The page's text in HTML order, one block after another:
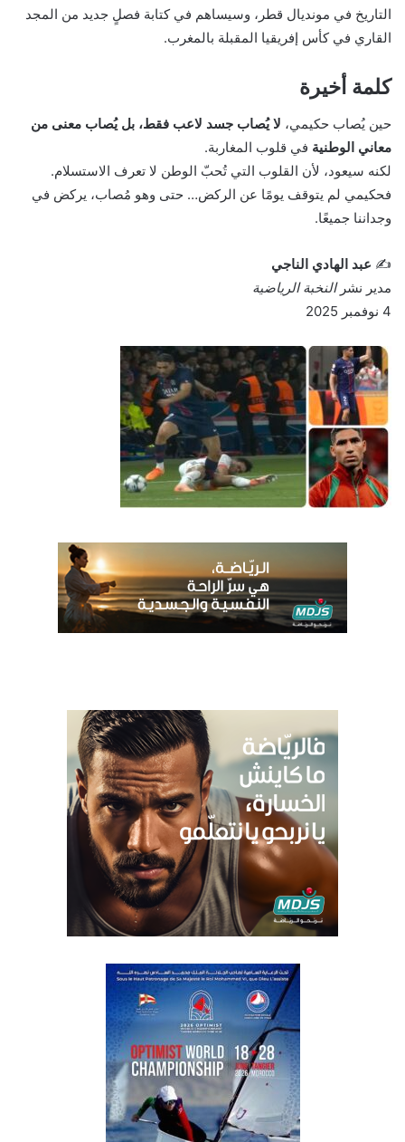
التاريخ في مونديال قطر، وسيساهم في كتابة فصلٍ جديد من المجد
القاري في كأس إفريقيا المقبلة بالمغرب.
كلمة أخيرة
حين يُصاب حكيمي، لا يُصاب جسد لاعب فقط، بل يُصاب معنى من
معاني الوطنية في قلوب المغاربة.
لكنه سيعود، لأن القلوب التي تُحبّ الوطن لا تعرف الاستسلام.
فحكيمي لم يتوقف يومًا عن الركض… حتى وهو مُصاب، يركض في
وجداننا جميعًا.
✍️ عبد الهادي الناجي
مدير نشرالنخبة الرياضية
4 نوفمبر 2025